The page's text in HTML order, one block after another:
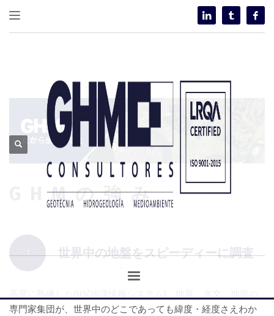
GHMの強み
世界中の地盤をスピーディーに調査
専門家集団が、世界中のどこであっても緯度・経度さえわか